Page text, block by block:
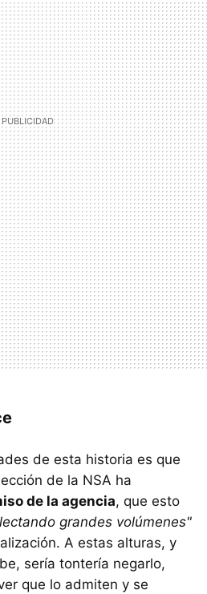
de esta historia es que
de la NSA ha
de la agencia, que esto
grandes volúmenes"
A estas alturas, y
sería tontería negarlo,
que lo admiten y se